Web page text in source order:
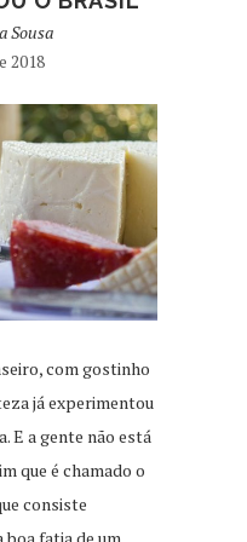
Sousa
2018
com gostinho
já experimentou
E a gente não está
que é chamado o
consiste